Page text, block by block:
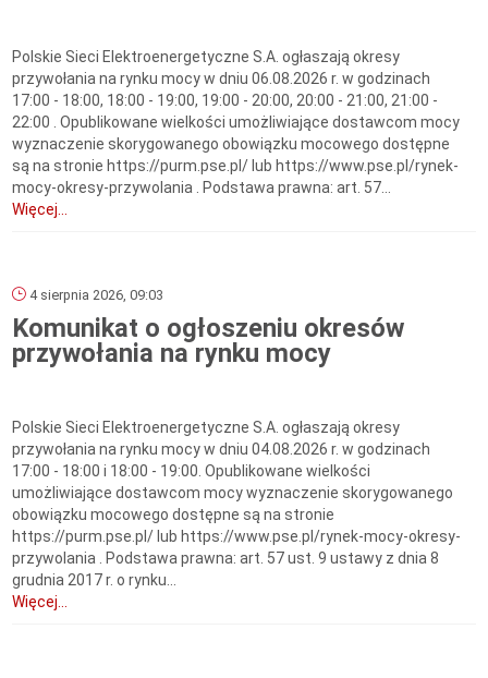
Polskie Sieci Elektroenergetyczne S.A. ogłaszają okresy
przywołania na rynku mocy w dniu 06.08.2026 r. w godzinach
17:00 - 18:00, 18:00 - 19:00, 19:00 - 20:00, 20:00 - 21:00, 21:00 -
22:00 . Opublikowane wielkości umożliwiające dostawcom mocy
wyznaczenie skorygowanego obowiązku mocowego dostępne
są na stronie https://purm.pse.pl/ lub https://www.pse.pl/rynek-
mocy-okresy-przywolania . Podstawa prawna: art. 57...
Więcej...
4 sierpnia 2026, 09:03
Komunikat o ogłoszeniu okresów
przywołania na rynku mocy
Polskie Sieci Elektroenergetyczne S.A. ogłaszają okresy
przywołania na rynku mocy w dniu 04.08.2026 r. w godzinach
17:00 - 18:00 i 18:00 - 19:00. Opublikowane wielkości
umożliwiające dostawcom mocy wyznaczenie skorygowanego
obowiązku mocowego dostępne są na stronie
https://purm.pse.pl/ lub https://www.pse.pl/rynek-mocy-okresy-
przywolania . Podstawa prawna: art. 57 ust. 9 ustawy z dnia 8
grudnia 2017 r. o rynku...
Więcej...